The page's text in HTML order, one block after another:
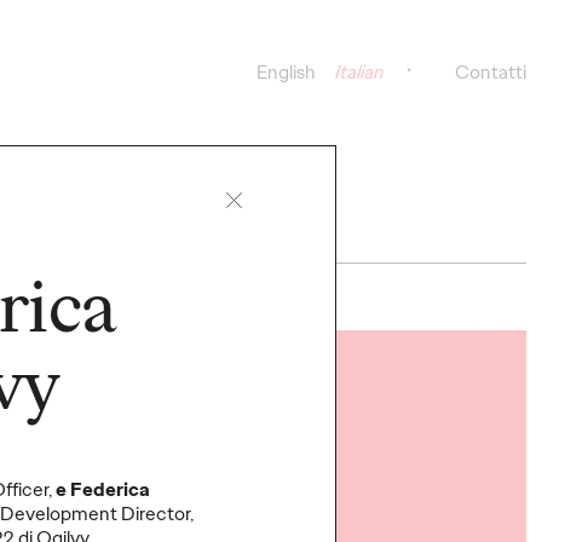
Contatti
English Italian
eFederica
Director,
STAMPA